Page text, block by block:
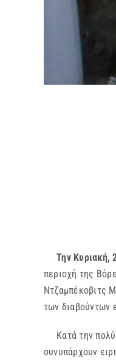
Την Κυριακή,
περιοχή της
Ντζαμπέκοβιτς
των διαβούντων
Κατά την
συνυπάρχουν